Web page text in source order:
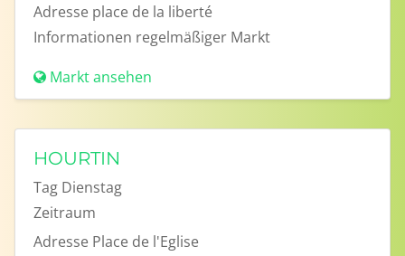
Adresse place de la liberté
Informationen regelmäßiger Markt
Markt ansehen
HOURTIN
Tag Dienstag
Zeitraum
Adresse Place de l'Eglise